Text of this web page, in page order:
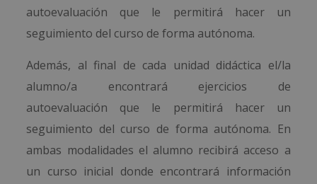
autoevaluación que le permitirá hacer un
seguimiento del curso de forma autónoma.
Además, al final de cada unidad didáctica el/la
alumno/a encontrará ejercicios de
autoevaluación que le permitirá hacer un
seguimiento del curso de forma autónoma. En
ambas modalidades el alumno recibirá acceso a
un curso inicial donde encontrará información